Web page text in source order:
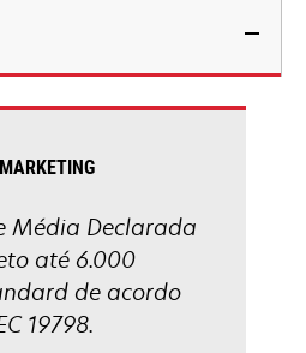
Média Declarada
até 6.000
de acordo
19798.